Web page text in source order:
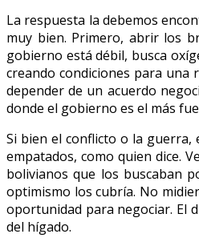
La respuesta la debemos
muy bien. Primero, abrir los
gobierno está débil, busca
creando condiciones para una
depender de un acuerdo
donde el gobierno es el más
Si bien el conflicto o la guerra,
empatados, como quien dice.
bolivianos que los buscaban
optimismo los cubría. No
oportunidad para negociar. El
del hígado.